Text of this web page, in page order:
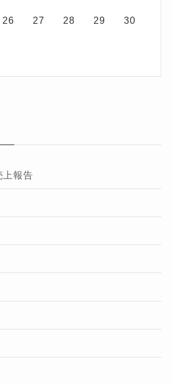
26 27 28 29 30
上報告